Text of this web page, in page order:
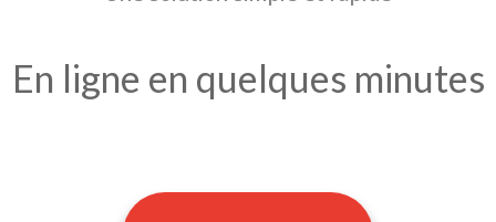
En ligne en quelques minutes